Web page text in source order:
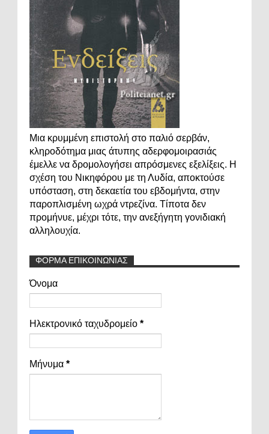
Μια κρυμμένη επιστολή στο παλιό σερβάν,
κληροδότημα μιας άτυπης αδερφομοιρασιάς
έμελλε να δρομολογήσει απρόσμενες εξελίξεις. Η
σχέση του Νικηφόρου με τη Λυδία, αποκτούσε
υπόσταση, στη δεκαετία του εβδομήντα, στην
παροπλισμένη ωχρά ντρεζίνα. Τίποτα δεν
προμήνυε, μέχρι τότε, την ανεξήγητη γονιδιακή
αλληλουχία.
ΦΟΡΜΑ ΕΠΙΚΟΙΝΩΝΙΑΣ
Όνομα
Ηλεκτρονικό ταχυδρομείο *
Μήνυμα *